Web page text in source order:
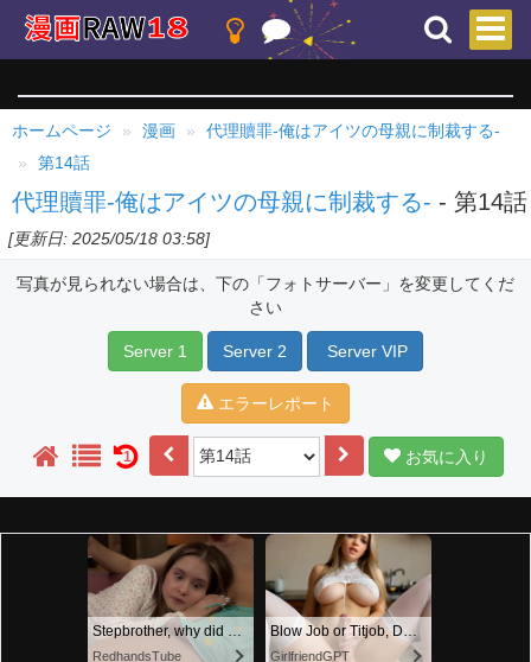
ホームページ 漫画
代理贖罪-俺はアイツの母親に制裁する-
第14話
代理贖罪-俺はアイツの母親に制裁する- - 第14話
[更新日: 2025/05/18 03:58]
写真が見られない場合は、下の「フォトサーバー」を変更してくだ
さい
Server 1 Server 2 Server VIP
エラーレポート
1 お気に入り